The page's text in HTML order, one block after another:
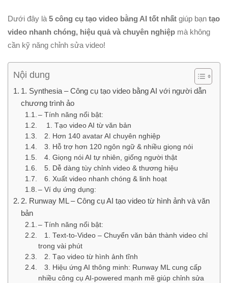
Dưới đây là 5 công cụ tạo video bằng AI tốt nhất giúp bạn tạo
video nhanh chóng, hiệu quả và chuyên nghiệp mà không
cần kỹ năng chỉnh sửa video!
Nội dung
1. Synthesia – Công cụ tạo video bằng AI với người dẫn
chương trình ảo
– Tính năng nổi bật:
1. Tạo video AI từ văn bản
2. Hơn 140 avatar AI chuyên nghiệp
3. Hỗ trợ hơn 120 ngôn ngữ & nhiều giọng nói
4. Giọng nói AI tự nhiên, giống người thật
5. Dễ dàng tùy chỉnh video & thương hiệu
6. Xuất video nhanh chóng & linh hoạt
– Ví dụ ứng dụng:
2. Runway ML – Công cụ AI tạo video từ hình ảnh và văn
bản
– Tính năng nổi bật:
1. Text-to-Video – Chuyển văn bản thành video chỉ
trong vài phút
2. Tạo video từ hình ảnh tĩnh
3. Hiệu ứng AI thông minh: Runway ML cung cấp
nhiều công cụ AI-powered mạnh mẽ giúp chỉnh sửa